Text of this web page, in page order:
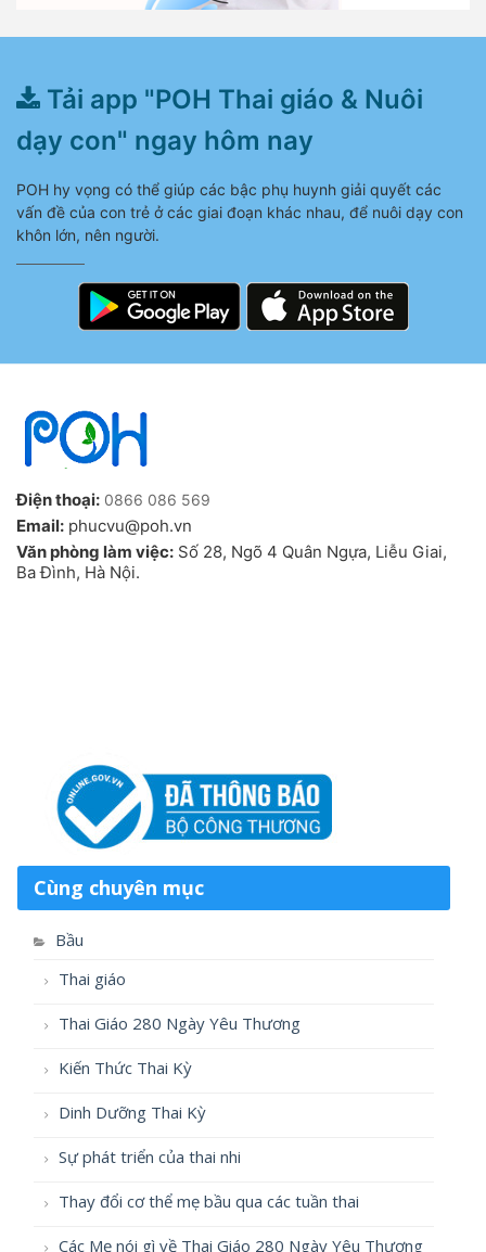
Tải app "POH Thai giáo & Nuôi
dạy con" ngay hôm nay
POH hy vọng có thể giúp các bậc phụ huynh giải quyết các
vấn đề của con trẻ ở các giai đoạn khác nhau, để nuôi dạy con
khôn lớn, nên người.
Điện thoại: 0866 086 569
Email: phucvu@poh.vn
Văn phòng làm việc: Số 28, Ngõ 4 Quân Ngựa, Liễu Giai,
Ba Đình, Hà Nội.
Cùng chuyên mục
Bầu
Thai giáo
Thai Giáo 280 Ngày Yêu Thương
Kiến Thức Thai Kỳ
Dinh Dưỡng Thai Kỳ
Sự phát triển của thai nhi
Thay đổi cơ thể mẹ bầu qua các tuần thai
Các Mẹ nói gì về Thai Giáo 280 Ngày Yêu Thương